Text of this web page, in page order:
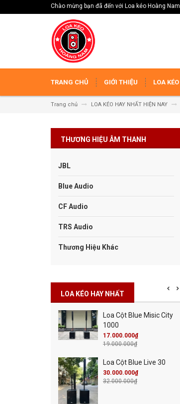
Chào mừng bạn đã đến với Loa kéo Hoàng Nam
TRANG CHỦ GIỚI THIỆU LOA KÉO
Trang chủ LOA KÉO HAY NHẤT HIỆN NAY
THƯƠNG HIỆU ÂM THANH
JBL
Blue Audio
CF Audio
TRS Audio
Thương Hiệu Khác
LOA KÉO HAY NHẤT
Loa Cột Blue Misic City
1000
17.000.000₫
19.000.000₫
Loa Cột Blue Live 30
30.000.000₫
32.000.000₫